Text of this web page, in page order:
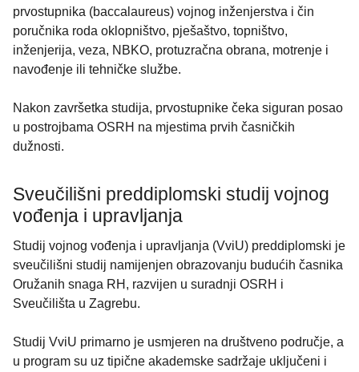
prvostupnika (baccalaureus) vojnog inženjerstva i čin
poručnika roda oklopništvo, pješaštvo, topništvo,
inženjerija, veza, NBKO, protuzračna obrana, motrenje i
navođenje ili tehničke službe.
Nakon završetka studija, prvostupnike čeka siguran posao
u postrojbama OSRH na mjestima prvih časničkih
dužnosti.
Sveučilišni preddiplomski studij vojnog
vođenja i upravljanja
Studij vojnog vođenja i upravljanja (VviU) preddiplomski je
sveučilišni studij namijenjen obrazovanju budućih časnika
Oružanih snaga RH, razvijen u suradnji OSRH i
Sveučilišta u Zagrebu.
Studij VviU primarno je usmjeren na društveno područje, a
u program su uz tipične akademske sadržaje uključeni i